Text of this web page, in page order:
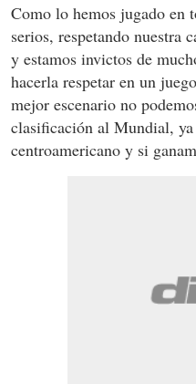
Como lo hemos jugado en
serios, respetando nuestra
y estamos invictos de
hacerla respetar en un
mejor escenario no
clasificación al Mundial,
centroamericano y si